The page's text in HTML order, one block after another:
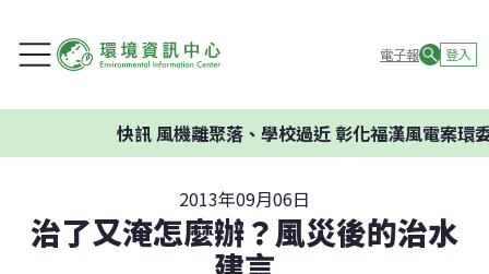
電子報 登入
風機離聚落、學校過近 彰化福漢風電案環委建
2013年09月06日
治了又淹怎麼辦？風災後的治水